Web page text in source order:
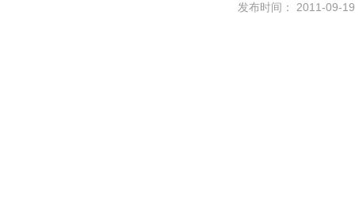
发布时间： 2011-09-